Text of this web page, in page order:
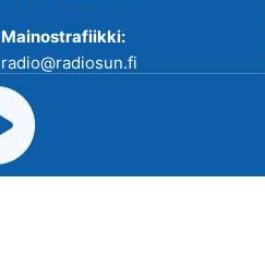
Mainostrafiikki:
radio@radiosun.fi
Uutis-, juttu- ja menovinkit:
toimitus@radiosun.fi